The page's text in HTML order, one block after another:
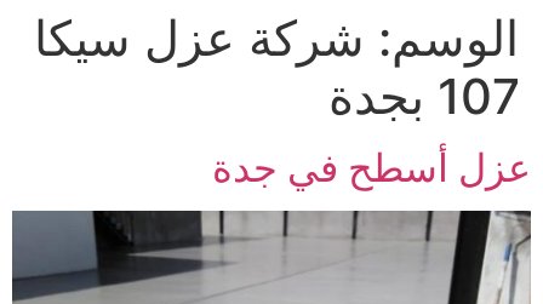
Skip
content
الوسم: شركة عزل سيكا
107 بجدة
عزل أسطح في جدة